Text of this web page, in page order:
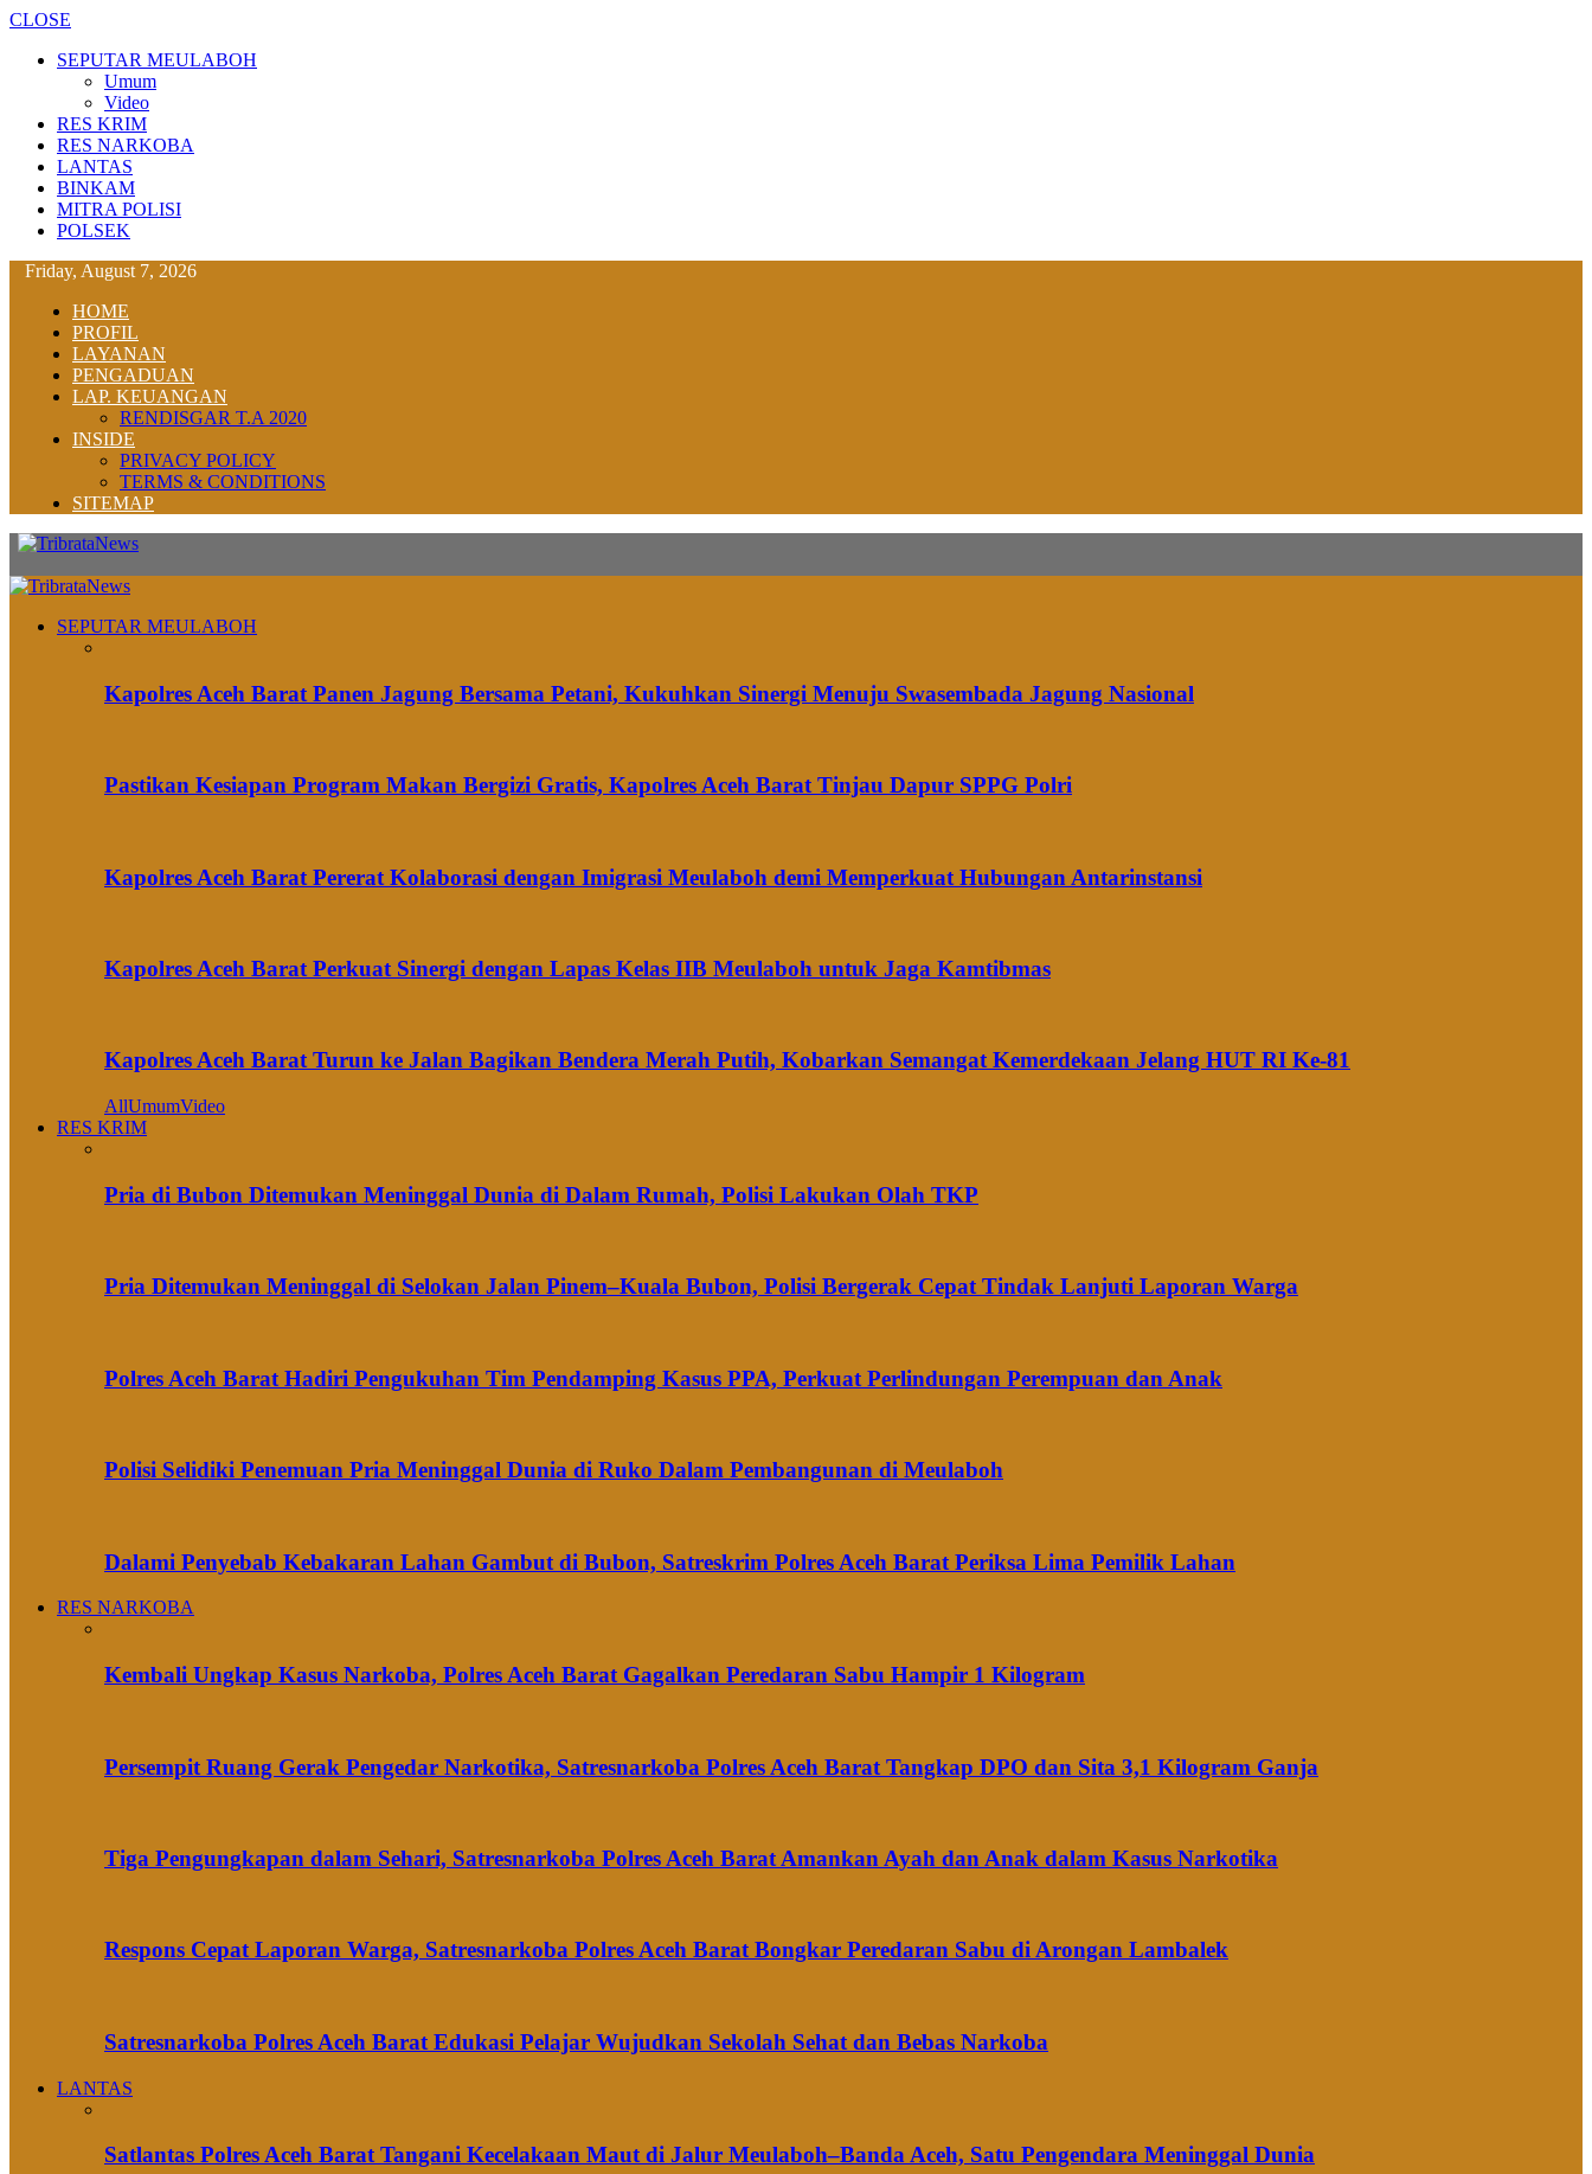
CLOSE
SEPUTAR MEULABOH
Umum
Video
RES KRIM
RES NARKOBA
LANTAS
BINKAM
MITRA POLISI
POLSEK
Friday, August 7, 2026
HOME
PROFIL
LAYANAN
PENGADUAN
LAP. KEUANGAN
RENDISGAR T.A 2020
INSIDE
PRIVACY POLICY
TERMS & CONDITIONS
SITEMAP
SEPUTAR MEULABOH
Kapolres Aceh Barat Panen Jagung Bersama Petani, Kukuhkan Sinergi Menuju Swasembada Jagung Nasional
Pastikan Kesiapan Program Makan Bergizi Gratis, Kapolres Aceh Barat Tinjau Dapur SPPG Polri
Kapolres Aceh Barat Pererat Kolaborasi dengan Imigrasi Meulaboh demi Memperkuat Hubungan Antarinstansi
Kapolres Aceh Barat Perkuat Sinergi dengan Lapas Kelas IIB Meulaboh untuk Jaga Kamtibmas
Kapolres Aceh Barat Turun ke Jalan Bagikan Bendera Merah Putih, Kobarkan Semangat Kemerdekaan Jelang HUT RI Ke-81
AllUmumVideo
RES KRIM
Pria di Bubon Ditemukan Meninggal Dunia di Dalam Rumah, Polisi Lakukan Olah TKP
Pria Ditemukan Meninggal di Selokan Jalan Pinem–Kuala Bubon, Polisi Bergerak Cepat Tindak Lanjuti Laporan Warga
Polres Aceh Barat Hadiri Pengukuhan Tim Pendamping Kasus PPA, Perkuat Perlindungan Perempuan dan Anak
Polisi Selidiki Penemuan Pria Meninggal Dunia di Ruko Dalam Pembangunan di Meulaboh
Dalami Penyebab Kebakaran Lahan Gambut di Bubon, Satreskrim Polres Aceh Barat Periksa Lima Pemilik Lahan
RES NARKOBA
Kembali Ungkap Kasus Narkoba, Polres Aceh Barat Gagalkan Peredaran Sabu Hampir 1 Kilogram
Persempit Ruang Gerak Pengedar Narkotika, Satresnarkoba Polres Aceh Barat Tangkap DPO dan Sita 3,1 Kilogram Ganja
Tiga Pengungkapan dalam Sehari, Satresnarkoba Polres Aceh Barat Amankan Ayah dan Anak dalam Kasus Narkotika
Respons Cepat Laporan Warga, Satresnarkoba Polres Aceh Barat Bongkar Peredaran Sabu di Arongan Lambalek
Satresnarkoba Polres Aceh Barat Edukasi Pelajar Wujudkan Sekolah Sehat dan Bebas Narkoba
LANTAS
Satlantas Polres Aceh Barat Tangani Kecelakaan Maut di Jalur Meulaboh–Banda Aceh, Satu Pengendara Meninggal Dunia